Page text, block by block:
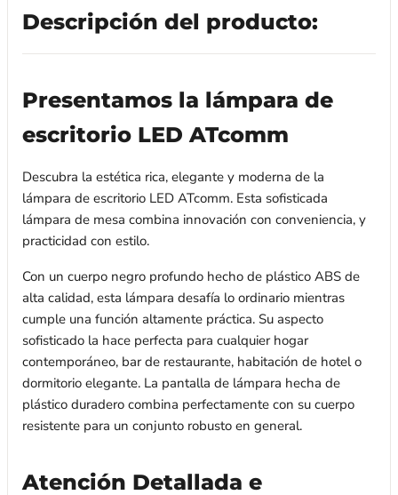
Descripción del producto:
Presentamos la lámpara de
escritorio LED ATcomm
Descubra la estética rica, elegante y moderna de la
lámpara de escritorio LED ATcomm. Esta sofisticada
lámpara de mesa combina innovación con conveniencia, y
practicidad con estilo.
Con un cuerpo negro profundo hecho de plástico ABS de
alta calidad, esta lámpara desafía lo ordinario mientras
cumple una función altamente práctica. Su aspecto
sofisticado la hace perfecta para cualquier hogar
contemporáneo, bar de restaurante, habitación de hotel o
dormitorio elegante. La pantalla de lámpara hecha de
plástico duradero combina perfectamente con su cuerpo
resistente para un conjunto robusto en general.
Atención Detallada e